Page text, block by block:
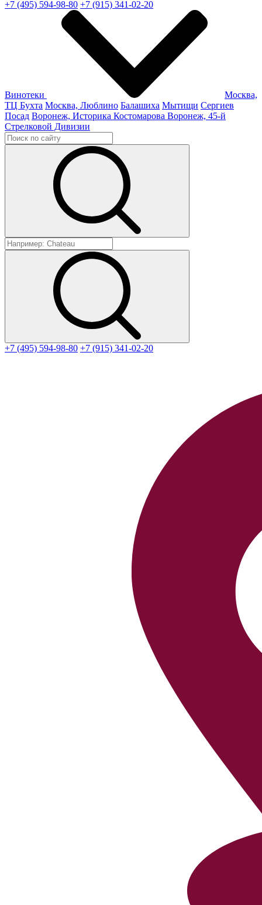
+7 (495) 594-98-80 +7 (915) 341-02-20
Винотеки
Москва,
ТЦ Бухта Москва, Люблино Балашиха Мытищи Сергиев
Посад Воронеж, Историка Костомарова Воронеж, 45-й
Стрелковой Дивизии
+7 (495) 594-98-80 +7 (915) 341-02-20